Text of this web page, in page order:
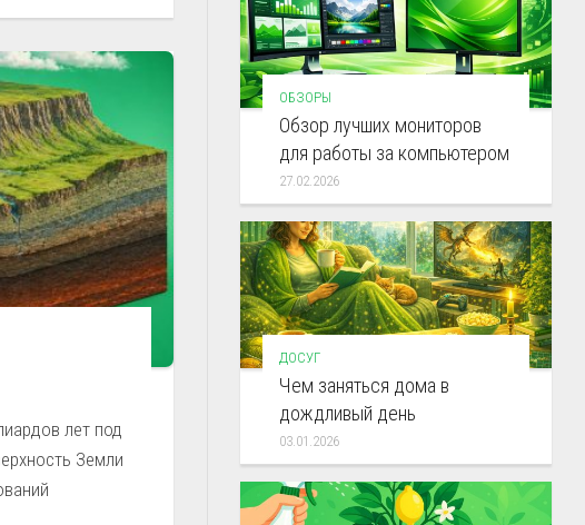
лет под
Земли
ОБЗОРЫ
Обзор лучших мониторов
для работы за компьютером
27.02.2026
ДОСУГ
Чем заняться дома в
дождливый день
03.01.2026